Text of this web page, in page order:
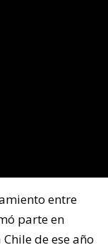
entre
parte en
de ese año